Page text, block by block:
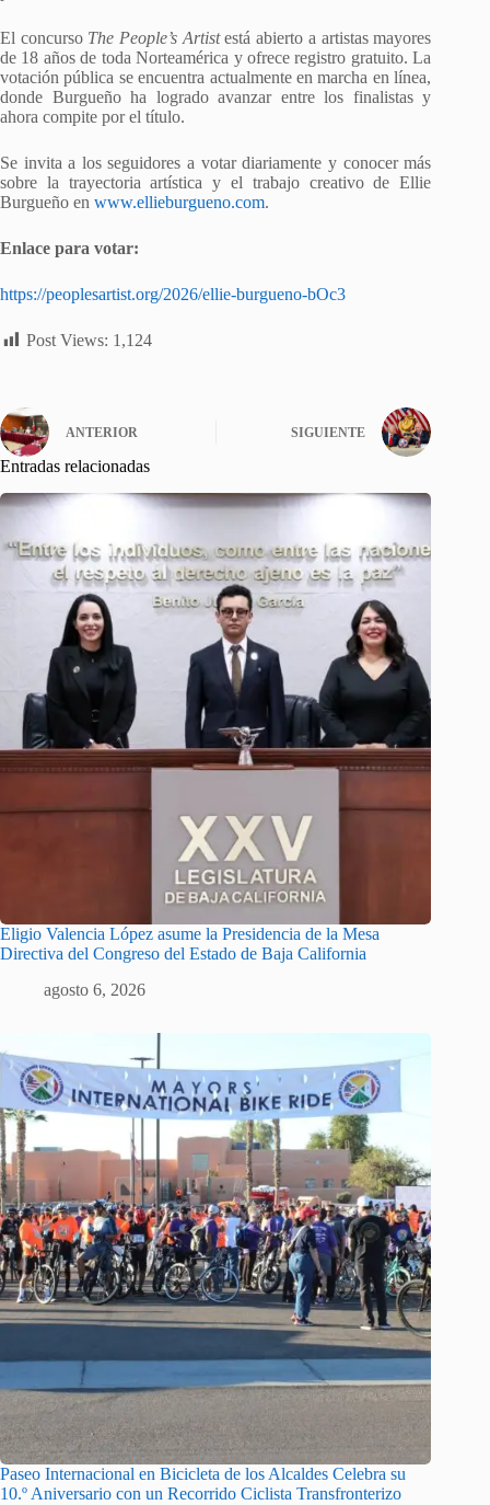
El concurso The People’s Artistestá abierto a artistas mayores
de 18 años de toda Norteamérica y ofrece registro gratuito. La
votación pública se encuentra actualmente en marcha en línea,
donde Burgueño ha logrado avanzar entre los finalistas y
ahora compite por el título.
Se invita a los seguidores a votar diariamente y conocer más
sobre la trayectoria artística y el trabajo creativo de Ellie
Burgueño en www.ellieburgueno.com.
Enlace para votar:
https://peoplesartist.org/2026/ellie-burgueno-bOc3
Post Views: 1,124
ANTERIOR SIGUIENTE
Entradas relacionadas
Eligio Valencia López asume la Presidencia de la Mesa
Directiva del Congreso del Estado de Baja California
agosto 6, 2026
Paseo Internacional en Bicicleta de los Alcaldes Celebra su
10.º Aniversario con un Recorrido Ciclista Transfronterizo